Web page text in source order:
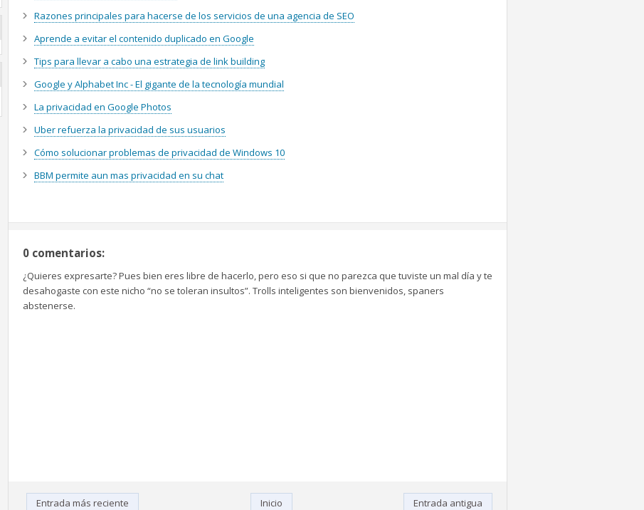
Razones principales para hacerse de los servicios de una agencia de SEO
Aprende a evitar el contenido duplicado en Google
Tips para llevar a cabo una estrategia de link building
Google y Alphabet Inc - El gigante de la tecnología mundial
La privacidad en Google Photos
Uber refuerza la privacidad de sus usuarios
Cómo solucionar problemas de privacidad de Windows 10
BBM permite aun mas privacidad en su chat
0 comentarios:
¿Quieres expresarte? Pues bien eres libre de hacerlo, pero eso si que no parezca que tuviste un mal día y te
desahogaste con este nicho “no se toleran insultos”. Trolls inteligentes son bienvenidos, spaners
abstenerse.
Entrada más reciente Entrada antigua
Inicio